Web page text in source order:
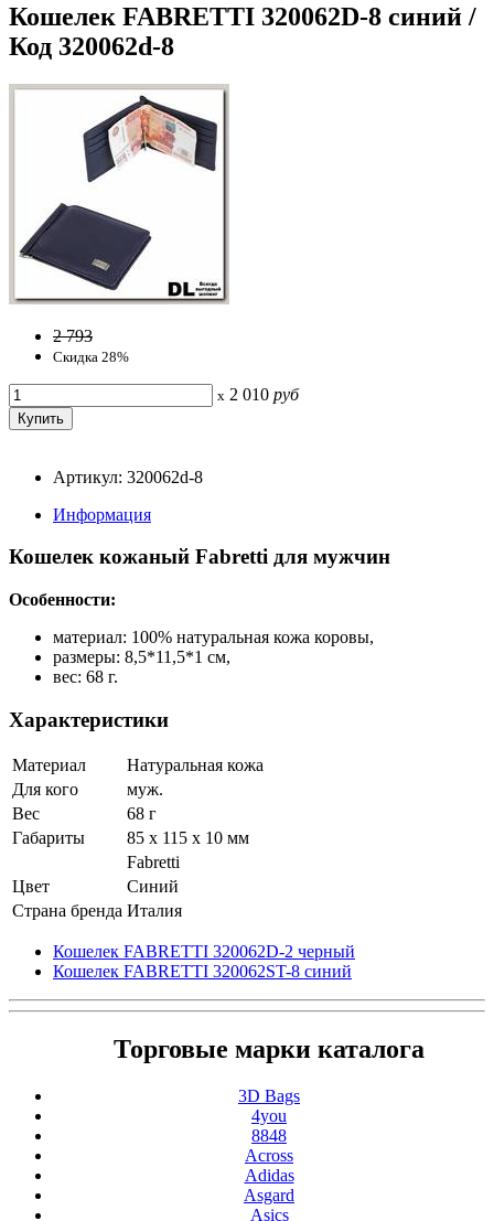
Кошелек FABRETTI 320062D-8 синий /
Код 320062d-8
2 793
Скидка 28%
x 2 010 руб
Артикул: 320062d-8
Информация
Кошелек кожаный Fabretti для мужчин
Особенности:
материал: 100% натуральная кожа коровы,
размеры: 8,5*11,5*1 см,
вес: 68 г.
Характеристики
Материал
Натуральная кожа
Для кого
муж.
Вес
68 г
Габариты
85 x 115 x 10 мм
Fabretti
Цвет
Синий
Страна бренда Италия
Кошелек FABRETTI 320062D-2 черный
Кошелек FABRETTI 320062ST-8 синий
Торговые марки каталога
3D Bags
4you
8848
Across
Adidas
Asgard
Asics